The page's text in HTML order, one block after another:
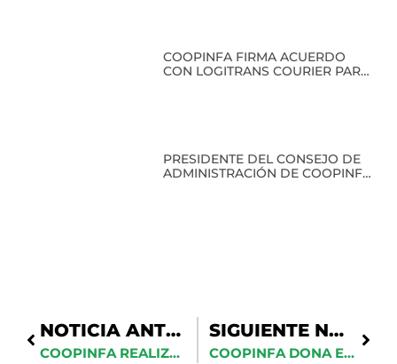
COOPINFA FIRMA ACUERDO
CON LOGITRANS COURIER PARA
PRESIDENTE DEL CONSEJO DE
ADMINISTRACIÓN DE COOPINFA
NOTICIA ANTERIOR
COOPINFA REALIZA IMPORTANTES DONACIONES A UNIDADES MILITARES DEL PAÍS
SIGUIENTE NOTICIA
COOPINFA DONA EQUIPOS A LA 4TA. BRIGADA DE INFANTERÍA DEL EJÉRCITO EN MAO